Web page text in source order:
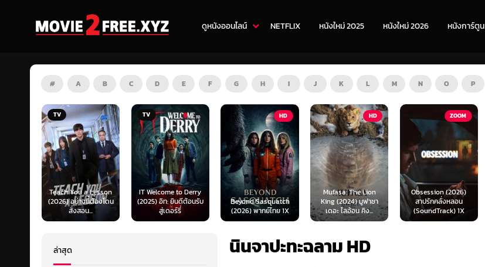
ดูหนังออนไลน์ NETFLIX หนังใหม่ 2025 หนังใหม่ 2026 หนังการ์ตูน
# A B C D E F G H I J K L M N O P
TV
IT Welcome to Derry
(2025) อิท: ยินดีต้อนรับ
สู่เดอร์รี่
HD
Beyond Sasquatch
(2026) พากย์ไทย 1X
HD
Mufasa: The Lion
King (2024) มูฟาซา
เดอะ ไลอ้อน คิง...
ZOOM
Obsession (2026)
สาปรักคลั่งหลอน
(SoundTrack) 1X
HD
Survive (2024) ต้อง
รอด (พากย์ไทย)
นินจาปะทะฉลาม HD
ล่าสุด